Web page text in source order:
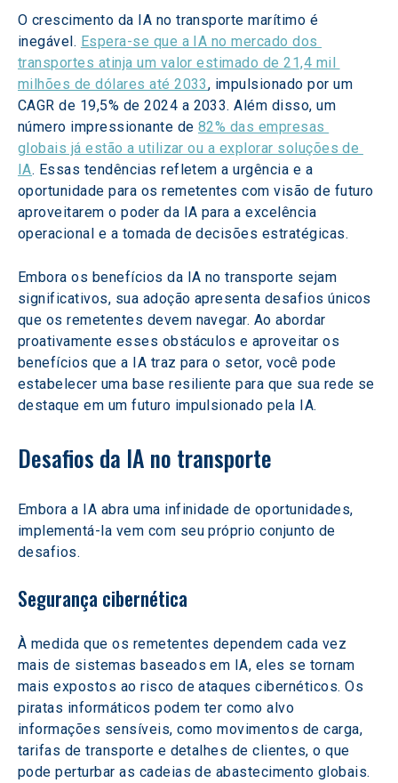
O crescimento da IA no transporte marítimo é
inegável. Espera-se que a IA no mercado dos
transportes atinja um valor estimado de 21,4 mil
milhões de dólares até 2033, impulsionado por um
CAGR de 19,5% de 2024 a 2033. Além disso, um
número impressionante de 82% das empresas
globais já estão a utilizar ou a explorar soluções de
IA. Essas tendências refletem a urgência e a
oportunidade para os remetentes com visão de futuro
aproveitarem o poder da IA para a excelência
operacional e a tomada de decisões estratégicas.
Embora os benefícios da IA no transporte sejam
significativos, sua adoção apresenta desafios únicos
que os remetentes devem navegar. Ao abordar
proativamente esses obstáculos e aproveitar os
benefícios que a IA traz para o setor, você pode
estabelecer uma base resiliente para que sua rede se
destaque em um futuro impulsionado pela IA.
Desafios da IA no transporte
Embora a IA abra uma infinidade de oportunidades,
implementá-la vem com seu próprio conjunto de
desafios.
Segurança cibernética
À medida que os remetentes dependem cada vez
mais de sistemas baseados em IA, eles se tornam
mais expostos ao risco de ataques cibernéticos. Os
piratas informáticos podem ter como alvo
informações sensíveis, como movimentos de carga,
tarifas de transporte e detalhes de clientes, o que
pode perturbar as cadeias de abastecimento globais.